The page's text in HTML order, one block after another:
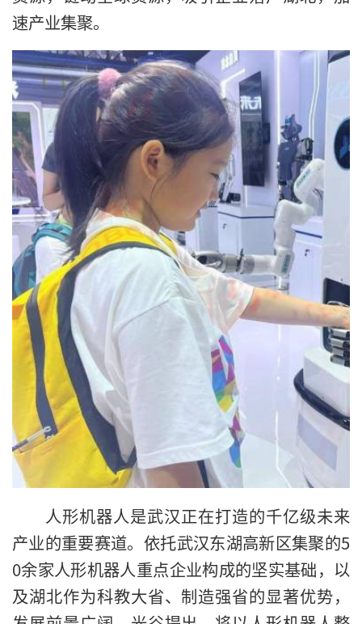
速产业集聚。
人形机器人是武汉正在打造的千亿级未来
产业的重要赛道。依托武汉东湖高新区集聚的5
0余家人形机器人重点企业构成的坚实基础，以
及湖北作为科教大省、制造强省的显著优势，